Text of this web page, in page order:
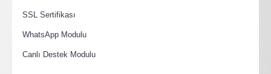
SSL Sertifikası
WhatsApp Modulu
Canlı Destek Modulu